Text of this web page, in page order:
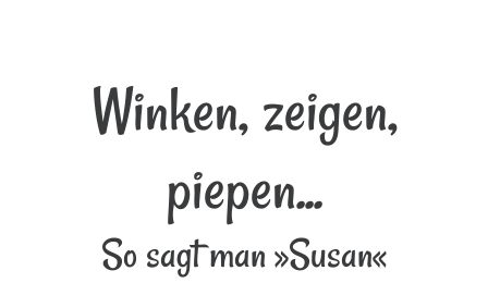
Winken, zeigen,
piepen...
So sagt man »Susan«